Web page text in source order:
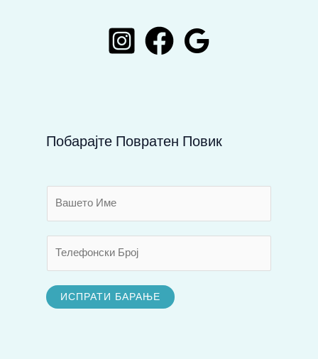
Побарајте Повратен Повик
т
о
И
е
ИСПРАТИ БАРАЊЕ